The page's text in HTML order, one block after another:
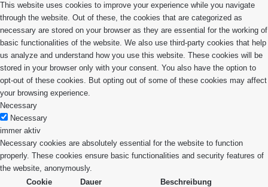
This website uses cookies to improve your experience while you navigate
through the website. Out of these, the cookies that are categorized as
necessary are stored on your browser as they are essential for the working of
basic functionalities of the website. We also use third-party cookies that help
us analyze and understand how you use this website. These cookies will be
stored in your browser only with your consent. You also have the option to
opt-out of these cookies. But opting out of some of these cookies may affect
your browsing experience.
Necessary
Necessary
immer aktiv
Necessary cookies are absolutely essential for the website to function
properly. These cookies ensure basic functionalities and security features of
the website, anonymously.
Cookie
Dauer Beschreibung